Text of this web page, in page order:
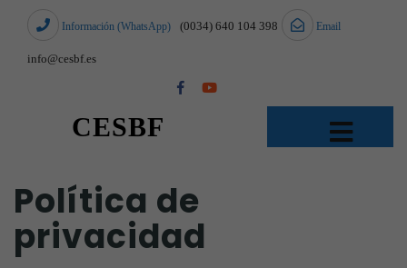
Información (WhatsApp) (0034) 640 104 398 Email
info@cesbf.es
CESBF
Política de
privacidad